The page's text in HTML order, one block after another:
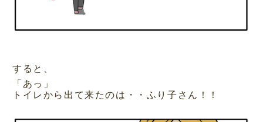
すると、
「あっ」
トイレから出て来たのは・・ふり子さん！！